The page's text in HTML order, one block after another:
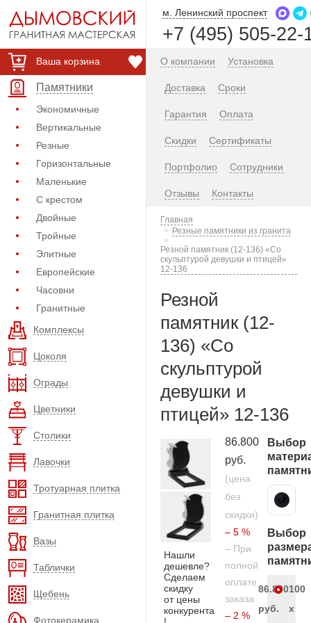
Ваша корзина
Памятники
Экономичные
Вертикальные
Резные
Горизонтальные
Маленькие
С крестом
Двойные
Тройные
Элитные
Европейские
Часовни
Гранитные
Комплексы
Цоколя
Ограды
Цветники
Столики
Лавочки
Тротуарная плитка
Гранитная плитка
Вазы
Таблички
Щебень
Фотокерамика
м. Ленинский проспект
+7 (495) 505-22-
О компании Установка
Доставка Сроки
Гарантия Оплата
Скидки Сертификаты
Портфолио Сотрудники
Отзывы Контакты
Главная
Резные памятники из гранита
Резной памятник (12-136) «Со
скульптурой девушки и птицей»
12-136
Резной
памятник (12-
136) «Со
скульптурой
девушки и
птицей» 12-136
Нашли
дешевле?
Сделаем
скидку
от цены
конкурента
86.800
руб.
(цена
без
скидки)
– 5 %
– При
полной
оплате
заказа
– 2 %
Выбор
Карельский гранит
Выбор
86.800
руб.
100
x